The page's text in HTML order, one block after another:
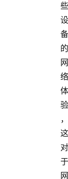
些
设
备
的
网
络
体
验
，
这
对
于
网